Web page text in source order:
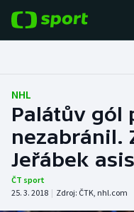
Fotbal
Hokej
Tenis
Atletika
NHL
Palátův gól
nezabránil.
Jeřábek
ČT sport
25. 3. 2018 | Zdroj: ČTK, nhl.com